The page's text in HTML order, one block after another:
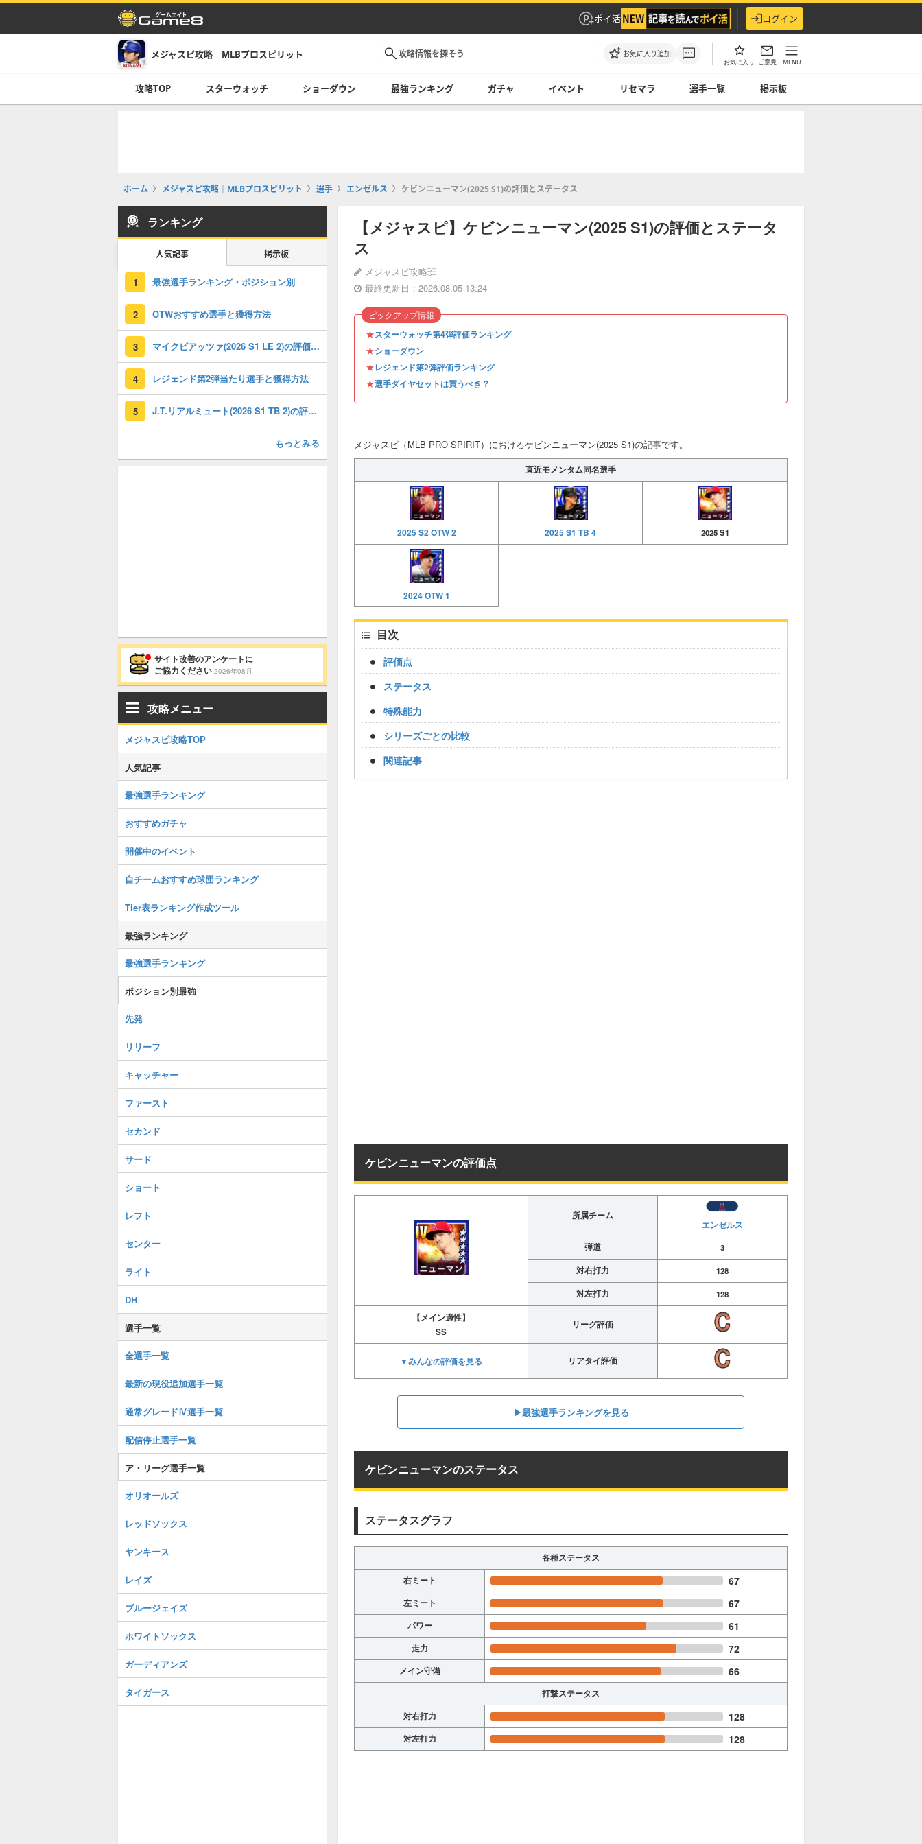
ポイ活 ログイン
メジャスピ攻略｜MLBプロスピリット お気に入り追加
お気に入り ご意見 MENU
攻略TOP スターウォッチ ショーダウン 最強ランキング ガチャ イベント リセマラ 選手一覧 掲示板
ホーム メジャスピ攻略｜MLBプロスピリット 選手 エンゼルス ケビンニューマン(2025 S1)の評価とステータス
【メジャスピ】ケビンニューマン(2025 S1)の評価とステータ
ス
メジャスピ攻略班
最終更新日：2026.08.05 13:24
★スターウォッチ第4弾評価ランキング
★ショーダウン
★レジェンド第2弾評価ランキング
★選手ダイヤセットは買うべき？
ピックアップ情報
メジャスピ（MLB PRO SPIRIT）におけるケビンニューマン(2025 S1)の記事です。
直近モメンタム同名選手
2025 S2 OTW 2 2025 S1 TB 4 2025 S1
2024 OTW 1
目次
評価点
ステータス
特殊能力
シリーズごとの比較
関連記事
ケビンニューマンの評価点
所属チーム
エンゼルス
弾道
3
対右打力
128
対左打力
128
【メイン適性】
SS
リーグ評価
▼みんなの評価を見る リアタイ評価
▶︎最強選手ランキングを見る
ケビンニューマンのステータス
ステータスグラフ
各種ステータス
右ミート
67
左ミート 67
パワー 61
走力 72
メイン守備 66
打撃ステータス
対右打力
128
対左打力 128
ランキング
人気記事 掲示板
1 最強選手ランキング・ポジション別
2 OTWおすすめ選手と獲得方法
3 マイクピアッツァ(2026 S1 LE 2)の評価とステータス
4 レジェンド第2弾当たり選手と獲得方法
5 J.T.リアルミュート(2026 S1 TB 2)の評価とステータス
もっとみる
サイト改善のアンケートに
ご協力ください 2026年08月
攻略メニュー
メジャスピ攻略TOP
人気記事
最強選手ランキング
おすすめガチャ
開催中のイベント
自チームおすすめ球団ランキング
Tier表ランキング作成ツール
最強ランキング
最強選手ランキング
ポジション別最強
先発
リリーフ
キャッチャー
ファースト
セカンド
サード
ショート
レフト
センター
ライト
DH
選手一覧
全選手一覧
最新の現役追加選手一覧
通常グレードⅣ選手一覧
配信停止選手一覧
ア・リーグ選手一覧
オリオールズ
レッドソックス
ヤンキース
レイズ
ブルージェイズ
ホワイトソックス
ガーディアンズ
タイガース